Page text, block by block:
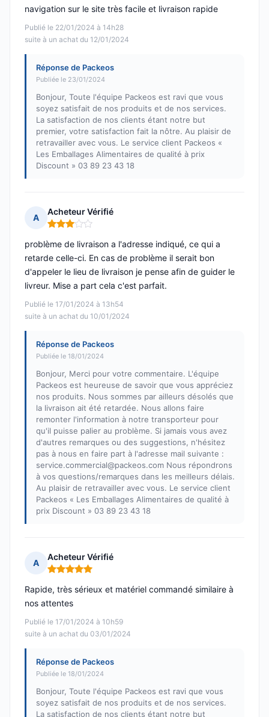
Publié le 22/01/2024 à 14h28
suite à un achat du 12/01/2024
navigation sur le site très facile et livraison rapide
Réponse de Packeos
Publiée le 23/01/2024
Bonjour, Toute l'équipe Packeos est ravi que vous
soyez satisfait de nos produits et de nos services.
La satisfaction de nos clients étant notre but
premier, votre satisfaction fait la nôtre. Au plaisir de
retravailler avec vous. Le service client Packeos «
Les Emballages Alimentaires de qualité à prix
Discount » 03 89 23 43 18
A
Acheteur Vérifié
Note : 3 sur 5
Publié le 17/01/2024 à 13h54
suite à un achat du 10/01/2024
problème de livraison a l'adresse indiqué, ce qui a
retarde celle-ci. En cas de problème il serait bon
d'appeler le lieu de livraison je pense afin de guider le
livreur. Mise a part cela c'est parfait.
Réponse de Packeos
Publiée le 18/01/2024
Bonjour, Merci pour votre commentaire. L'équipe
Packeos est heureuse de savoir que vous appréciez
nos produits. Nous sommes par ailleurs désolés que
la livraison ait été retardée. Nous allons faire
remonter l'information à notre transporteur pour
qu'il puisse palier au problème. Si jamais vous avez
d'autres remarques ou des suggestions, n'hésitez
pas à nous en faire part à l'adresse mail suivante :
service.commercial@packeos.com Nous répondrons
à vos questions/remarques dans les meilleurs délais.
Au plaisir de retravailler avec vous. Le service client
Packeos « Les Emballages Alimentaires de qualité à
prix Discount » 03 89 23 43 18
A
Acheteur Vérifié
Note : 5 sur 5
Publié le 17/01/2024 à 10h59
suite à un achat du 03/01/2024
Rapide, très sérieux et matériel commandé similaire à
nos attentes
Réponse de Packeos
Publiée le 18/01/2024
Bonjour, Toute l'équipe Packeos est ravi que vous
soyez satisfait de nos produits et de nos services.
La satisfaction de nos clients étant notre but